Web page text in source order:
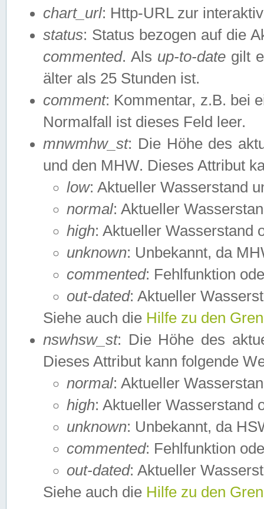
chart_url: Http-URL zur
status: Status bezogen auf die
commented. Als up-to-date gilt
älter als 25 Stunden ist.
comment: Kommentar, z.B. bei
Normalfall ist dieses Feld leer.
mnwmhw_st: Die Höhe des
und den MHW. Dieses Attribut
low: Aktueller Wasserstand
normal: Aktueller
high: Aktueller Wasserstand
unknown: Unbekannt, da
commented: Fehlfunktion
out-dated: Aktueller
Siehe auch die Hilfe zu den
nswhsw_st: Die Höhe des
Dieses Attribut kann folgende
normal: Aktueller
high: Aktueller Wasserstand
unknown: Unbekannt, da
commented: Fehlfunktion
out-dated: Aktueller
Siehe auch die Hilfe zu den